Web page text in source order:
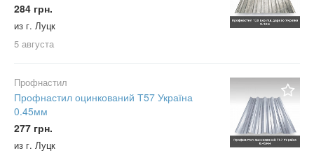
284 грн.
из г. Луцк
5 августа
Профнастил
Профнастил оцинкований Т57 Україна
0.45мм
277 грн.
из г. Луцк